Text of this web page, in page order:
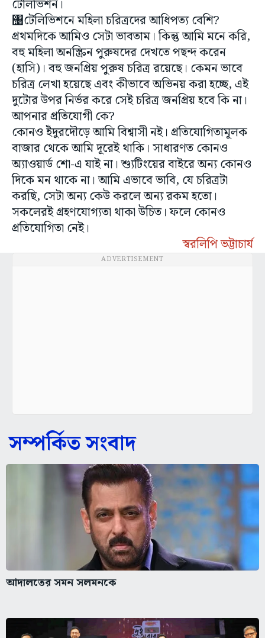
টেলিভিশন।
঩টেলিভিশনে মহিলা চরিত্রদের আধিপত্য বেশি?
প্রথমদিকে আমিও সেটা ভাবতাম। কিন্তু আমি মনে করি,
বহু মহিলা অনস্ক্রিন পুরুষদের দেখতে পছন্দ করেন
(হাসি)। বহু জনপ্রিয় পুরুষ চরিত্র রয়েছে। কেমন ভাবে
চরিত্র লেখা হয়েছে এবং কীভাবে অভিনয় করা হচ্ছে, এই
দুটোর উপর নির্ভর করে সেই চরিত্র জনপ্রিয় হবে কি না।
আপনার প্রতিযোগী কে?
কোনও ইঁদুরদৌড়ে আমি বিশ্বাসী নই। প্রতিযোগিতামূলক
বাজার থেকে আমি দূরেই থাকি। সাধারণত কোনও
অ্যাওয়ার্ড শো-এ যাই না। শ্যুটিংয়ের বাইরে অন্য কোনও
দিকে মন থাকে না। আমি এভাবে ভাবি, যে চরিত্রটা
করছি, সেটা অন্য কেউ করলে অন্য রকম হতো।
সকলেরই গ্রহণযোগ্যতা থাকা উচিত। ফলে কোনও
প্রতিযোগিতা নেই।
স্বরলিপি ভট্টাচার্য
ADVERTISEMENT
সম্পর্কিত সংবাদ
আদালতের সমন সলমনকে